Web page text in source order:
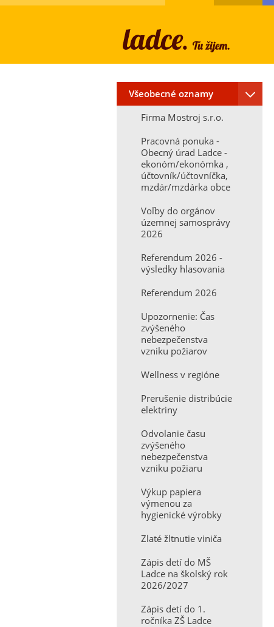
Všeobecné oznamy
Firma Mostroj s.r.o.
Pracovná ponuka -
Obecný úrad Ladce -
ekonóm/ekonómka ,
účtovník/účtovníčka,
mzdár/mzdárka obce
Voľby do orgánov
územnej samosprávy
2026
Referendum 2026 -
výsledky hlasovania
Referendum 2026
Upozornenie: Čas
zvýšeného
nebezpečenstva
vzniku požiarov
Wellness v regióne
Prerušenie distribúcie
elektriny
Odvolanie času
zvýšeného
nebezpečenstva
vzniku požiaru
Výkup papiera
výmenou za
hygienické výrobky
Zlaté žltnutie viniča
Zápis detí do MŠ
Ladce na školský rok
2026/2027
Zápis detí do 1.
ročníka ZŠ Ladce